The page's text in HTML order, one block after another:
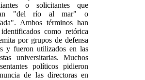
o solicitantes que
"del río al mar" o
Ambos términos han
como retórica
por grupos de defensa
y fueron utilizados en las
universitarias. Muchos
políticos pidieron
de las directoras en